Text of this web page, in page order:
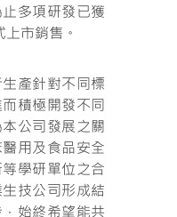
多項研發已獲
市銷售。
產針對不同標
積極開發不同
公司發展之關
用及食品安全
學研單位之合
技公司形成結
始終希望能共